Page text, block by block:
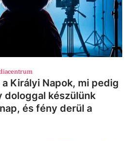
Királyi Napok, mi pedig
dologgal készülünk
és fény derül a